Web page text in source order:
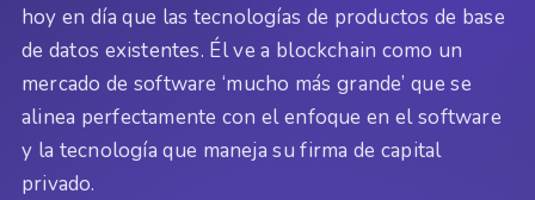
hoy en día que las tecnologías de productos de base
de datos existentes. Él ve a blockchain como un
mercado de software ‘mucho más grande’ que se
alinea perfectamente con el enfoque en el software
y la tecnología que maneja su firma de capital
privado.